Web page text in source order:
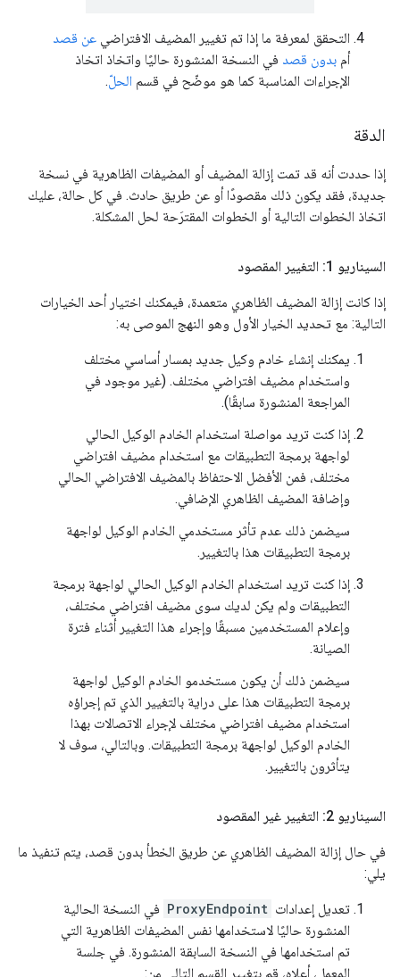
التحقق لمعرفة ما إذا تم تغيير المضيف الافتراضي عن قصد
أم بدون قصد في النسخة المنشورة حاليًا واتخاذ اتخاذ
الإجراءات المناسبة كما هو موضّح في قسم الحلّ.
الدقة
إذا حددت أنه قد تمت إزالة المضيف أو المضيفات الظاهرية في نسخة
جديدة، فقد يكون ذلك مقصودًا أو عن طريق حادث. في كل حالة، عليك
اتخاذ الخطوات التالية أو الخطوات المقترَحة لحل المشكلة.
السيناريو 1: التغيير المقصود
إذا كانت إزالة المضيف الظاهري متعمدة، فيمكنك اختيار أحد الخيارات
التالية: مع تحديد الخيار الأول وهو النهج الموصى به:
يمكنك إنشاء خادم وكيل جديد بمسار أساسي مختلف
واستخدام مضيف افتراضي مختلف. (غير موجود في
المراجعة المنشورة سابقًا).
إذا كنت تريد مواصلة استخدام الخادم الوكيل الحالي
لواجهة برمجة التطبيقات مع استخدام مضيف افتراضي
مختلف، فمن الأفضل الاحتفاظ بالمضيف الافتراضي الحالي
وإضافة المضيف الظاهري الإضافي.
سيضمن ذلك عدم تأثر مستخدمي الخادم الوكيل لواجهة
برمجة التطبيقات هذا بالتغيير.
إذا كنت تريد استخدام الخادم الوكيل الحالي لواجهة برمجة
التطبيقات ولم يكن لديك سوى مضيف افتراضي مختلف،
وإعلام المستخدمين مسبقًا وإجراء هذا التغيير أثناء فترة
الصيانة.
سيضمن ذلك أن يكون مستخدمو الخادم الوكيل لواجهة
برمجة التطبيقات هذا على دراية بالتغيير الذي تم إجراؤه
استخدام مضيف افتراضي مختلف لإجراء الاتصالات بهذا
الخادم الوكيل لواجهة برمجة التطبيقات. وبالتالي، سوف لا
يتأثرون بالتغيير.
السيناريو 2: التغيير غير المقصود
في حال إزالة المضيف الظاهري عن طريق الخطأ بدون قصد، يتم تنفيذ ما
يلي:
تعديل إعدادات ProxyEndpoint في النسخة الحالية
المنشورة حاليًا لاستخدامها نفس المضيفات الظاهرية التي
تم استخدامها في النسخة السابقة المنشورة. في جلسة
المعمل، أعلاه، قم بتغيير القسم التالي من: